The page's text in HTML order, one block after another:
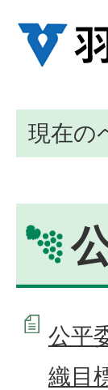
現在の
公平
織目